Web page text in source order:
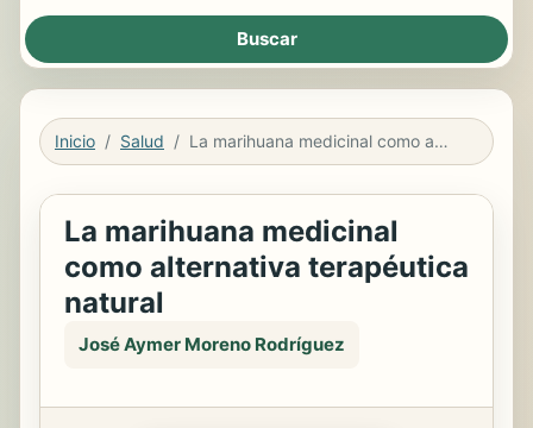
Inicio Salud La marihuana medicinal como alternativa terapéutica natural
La marihuana medicinal
como alternativa terapéutica
natural
José Aymer Moreno Rodríguez